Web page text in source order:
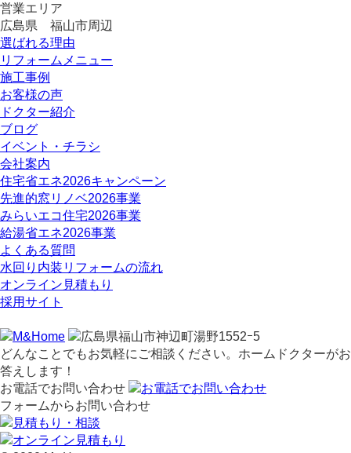
営業エリア
広島県 福山市周辺
選ばれる理由
リフォームメニュー
施工事例
お客様の声
ドクター紹介
ブログ
イベント・チラシ
会社案内
住宅省エネ2026キャンペーン
先進的窓リノベ2026事業
みらいエコ住宅2026事業
給湯省エネ2026事業
よくある質問
水回り内装リフォームの流れ
オンライン見積もり
採用サイト
どんなことでもお気軽にご相談ください。ホームドクターがお
答えします！
お電話でお問い合わせ
フォームからお問い合わせ